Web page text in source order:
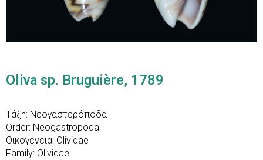
Oliva sp. Bruguière, 1789
Τάξη: Νεογαστερόποδα
Order: Neogastropoda
Οικογένεια: Olividae
Family: Olividae